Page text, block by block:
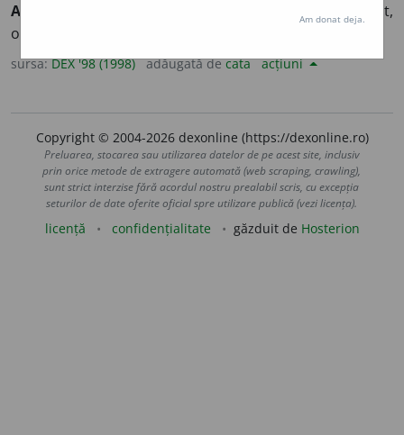
ASUPR
(Om) prigonit,
oprimat, împilat; (
sursa:DEX '98 (1998) adăugată decata acțiuni
Copyright © 2004-2026 dexonline (https://dexonline.ro)
Preluarea, stocarea sau utilizarea datelor de pe acest site, inclusiv
prin orice metode de extragere automată (web scraping, crawling),
sunt strict interzise fără acordul nostru prealabil scris, cu excepția
seturilor de date oferite oficial spre utilizare publică (vezi licența).
licență confidențialitate găzduit de Hosterion
Am donat deja.